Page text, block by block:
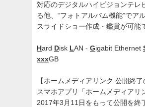
対応のデジタルハイビジョンテレ
る他、“フォトアルバム機能”でア
スライドショー作成・鑑賞が可能
Hard Disk LAN - Gigabit Ethernet
xxxGB
【ホームメディアリンク 公開終了
スマホアプリ「ホームメディアリ
2017年3月11日をもって公開を終